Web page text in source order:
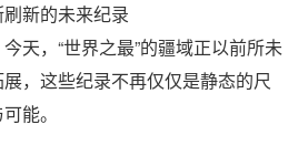
新的未来纪录
天，“世界之最”的疆域正以前所未
，这些纪录不再仅仅是静态的尺
能。